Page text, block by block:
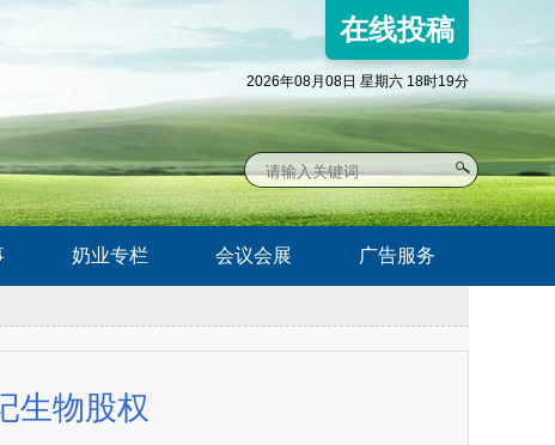
在线投稿
2026年08月08日 星期六 18时19分
奶业专栏 会议会展 广告服务
生物股权